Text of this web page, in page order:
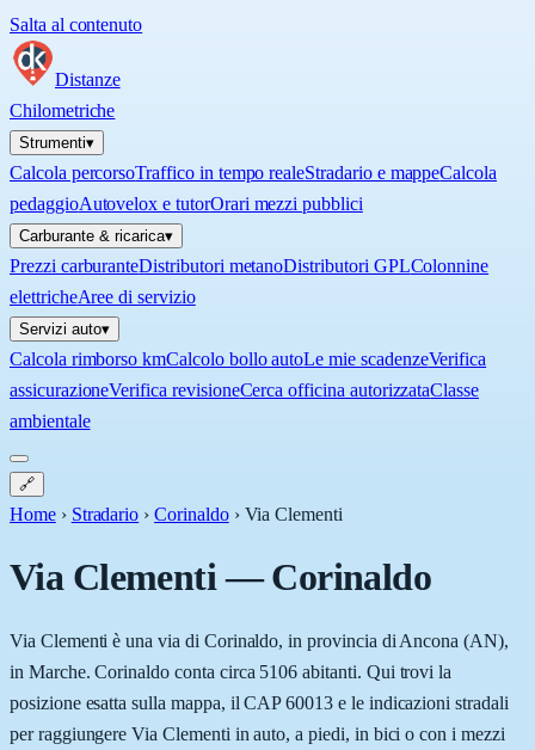
Salta al contenuto
Distanze
Chilometriche
Strumenti▾
Calcola percorsoTraffico in tempo realeStradario e mappeCalcola
pedaggioAutovelox e tutorOrari mezzi pubblici
Carburante & ricarica▾
Prezzi carburanteDistributori metanoDistributori GPLColonnine
elettricheAree di servizio
Servizi auto▾
Calcola rimborso kmCalcolo bollo autoLe mie scadenzeVerifica
assicurazioneVerifica revisioneCerca officina autorizzataClasse
ambientale
🔗
Home › Stradario › Corinaldo › Via Clementi
Via Clementi—Corinaldo
Via Clementi è una via di Corinaldo, in provincia di Ancona (AN),
in Marche. Corinaldo conta circa 5106 abitanti. Qui trovi la
posizione esatta sulla mappa, il CAP 60013 e le indicazioni stradali
per raggiungere Via Clementi in auto, a piedi, in bici o con i mezzi